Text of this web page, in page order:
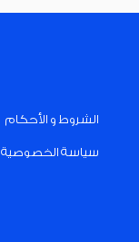
الشروط و الأحكام
سياسة الخصوصية